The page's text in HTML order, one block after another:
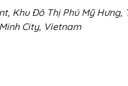
Khu Đô Thị Phú Mỹ Hưng,
City, Vietnam